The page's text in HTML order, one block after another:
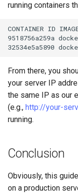
running containers
CONTAINER ID
9518756a259a
32534e5a5890
From there, you
your server IP
the same IP as our
(e.g., http://your-
running.
Conclusion
Obviously, this
on a production